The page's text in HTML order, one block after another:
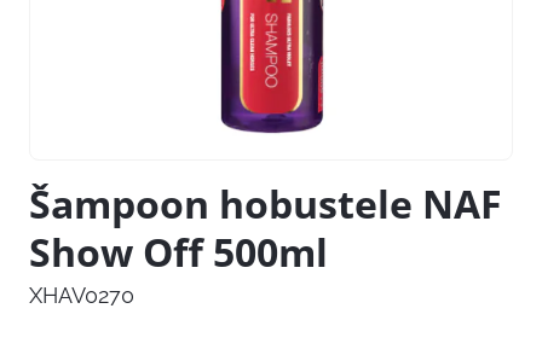
Šampoon hobustele NAF
Show Off 500ml
XHAV0270